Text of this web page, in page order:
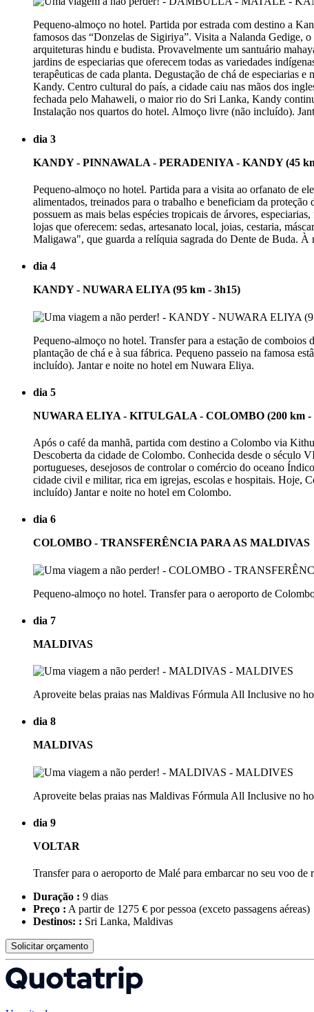
Pequeno-almoço no hotel. Partida por estrada com destino a
famosos das “Donzelas de Sigiriya”. Visita a Nalanda Gedige,
arquiteturas hindu e budista. Provavelmente um santuário
jardins de especiarias que oferecem todas as variedades
terapêuticas de cada planta. Degustação de chá de especiarias
Kandy. Centro cultural do país, a cidade caiu nas mãos dos
fechada pelo Mahaweli, o maior rio do Sri Lanka, Kandy
Instalação nos quartos do hotel. Almoço livre (não incluído).
dia 3
KANDY - PINNAWALA - PERADENIYA - KANDY (45
Pequeno-almoço no hotel. Partida para a visita ao orfanato de
alimentados, treinados para o trabalho e beneficiam da
possuem as mais belas espécies tropicais de árvores,
lojas que oferecem: sedas, artesanato local, joias, cestaria,
Maligawa", que guarda a relíquia sagrada do Dente de Buda.
dia 4
KANDY - NUWARA ELIYA (95 km - 3h15)
Pequeno-almoço no hotel. Transfer para a estação de
plantação de chá e à sua fábrica. Pequeno passeio na famosa
incluído). Jantar e noite no hotel em Nuwara Eliya.
dia 5
NUWARA ELIYA - KITULGALA - COLOMBO (200 km -
Após o café da manhã, partida com destino a Colombo via
Descoberta da cidade de Colombo. Conhecida desde o século
portugueses, desejosos de controlar o comércio do oceano
cidade civil e militar, rica em igrejas, escolas e hospitais. Hoje,
incluído) Jantar e noite no hotel em Colombo.
dia 6
COLOMBO - TRANSFERÊNCIA PARA AS MALDIVAS
Pequeno-almoço no hotel. Transfer para o aeroporto de
dia 7
MALDIVAS
Aproveite belas praias nas Maldivas Fórmula All Inclusive no
dia 8
MALDIVAS
Aproveite belas praias nas Maldivas Fórmula All Inclusive no
dia 9
VOLTAR
Transfer para o aeroporto de Malé para embarcar no seu voo
Duração : 9 dias
Preço : A partir de 1275 € por pessoa (exceto passagens aéreas)
Destinos: : Sri Lanka, Maldivas
Solicitar orçamento